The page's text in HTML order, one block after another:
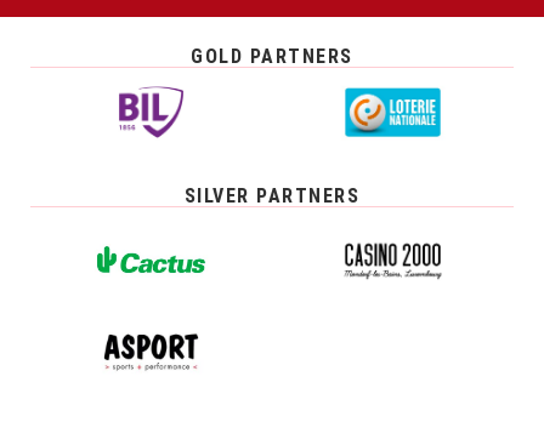
GOLD PARTNERS
SILVER PARTNERS